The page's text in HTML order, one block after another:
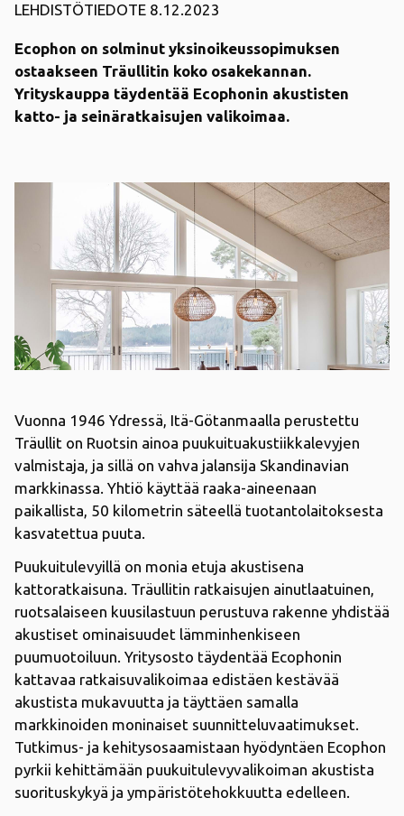
LEHDISTÖTIEDOTE 8.12.2023
Ecophon on solminut yksinoikeussopimuksen
ostaakseen Träullitin koko osakekannan.
Yrityskauppa täydentää Ecophonin akustisten
katto- ja seinäratkaisujen valikoimaa.
Vuonna 1946 Ydressä, Itä-Götanmaalla perustettu
Träullit on Ruotsin ainoa puukuituakustiikkalevyjen
valmistaja, ja sillä on vahva jalansija Skandinavian
markkinassa. Yhtiö käyttää raaka-aineenaan
paikallista, 50 kilometrin säteellä tuotantolaitoksesta
kasvatettua puuta.
Puukuitulevyillä on monia etuja akustisena
kattoratkaisuna. Träullitin ratkaisujen ainutlaatuinen,
ruotsalaiseen kuusilastuun perustuva rakenne yhdistää
akustiset ominaisuudet lämminhenkiseen
puumuotoiluun. Yritysosto täydentää Ecophonin
kattavaa ratkaisuvalikoimaa edistäen kestävää
akustista mukavuutta ja täyttäen samalla
markkinoiden moninaiset suunnitteluvaatimukset.
Tutkimus- ja kehitysosaamistaan hyödyntäen Ecophon
pyrkii kehittämään puukuitulevyvalikoiman akustista
suorituskykyä ja ympäristötehokkuutta edelleen.